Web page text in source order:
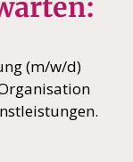
(m/w/d)